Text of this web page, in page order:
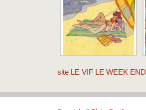
site LE VIF LE WEEK END